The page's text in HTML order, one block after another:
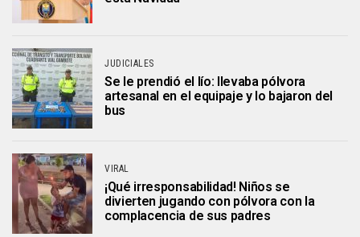
JUDICIALES
Se le prendió el lío: llevaba pólvora
artesanal en el equipaje y lo bajaron del
bus
VIRAL
¡Qué irresponsabilidad! Niños se
divierten jugando con pólvora con la
complacencia de sus padres